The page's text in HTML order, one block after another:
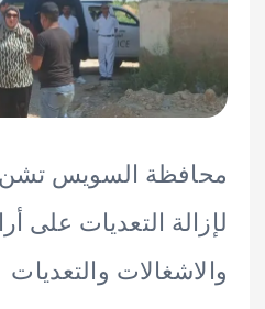
السويس تشن حملة
التعديات على أراضي
والتعديات بنطاق